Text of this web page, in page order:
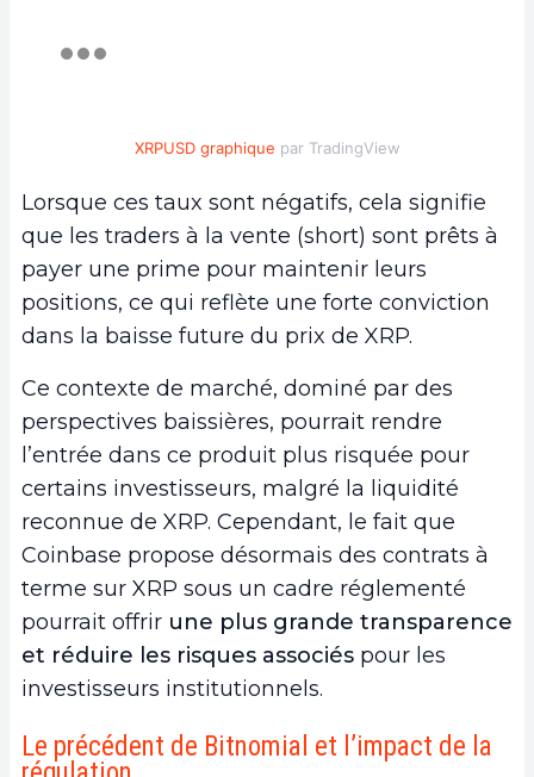
XRPUSD graphique par TradingView
Lorsque ces taux sont négatifs, cela signifie
que les traders à la vente (short) sont prêts à
payer une prime pour maintenir leurs
positions, ce qui reflète une forte conviction
dans la baisse future du prix de XRP.
Ce contexte de marché, dominé par des
perspectives baissières, pourrait rendre
l’entrée dans ce produit plus risquée pour
certains investisseurs, malgré la liquidité
reconnue de XRP. Cependant, le fait que
Coinbase propose désormais des contrats à
terme sur XRP sous un cadre réglementé
pourrait offrir une plus grande transparence
et réduire les risques associés pour les
investisseurs institutionnels.
Le précédent de Bitnomial et l’impact de la